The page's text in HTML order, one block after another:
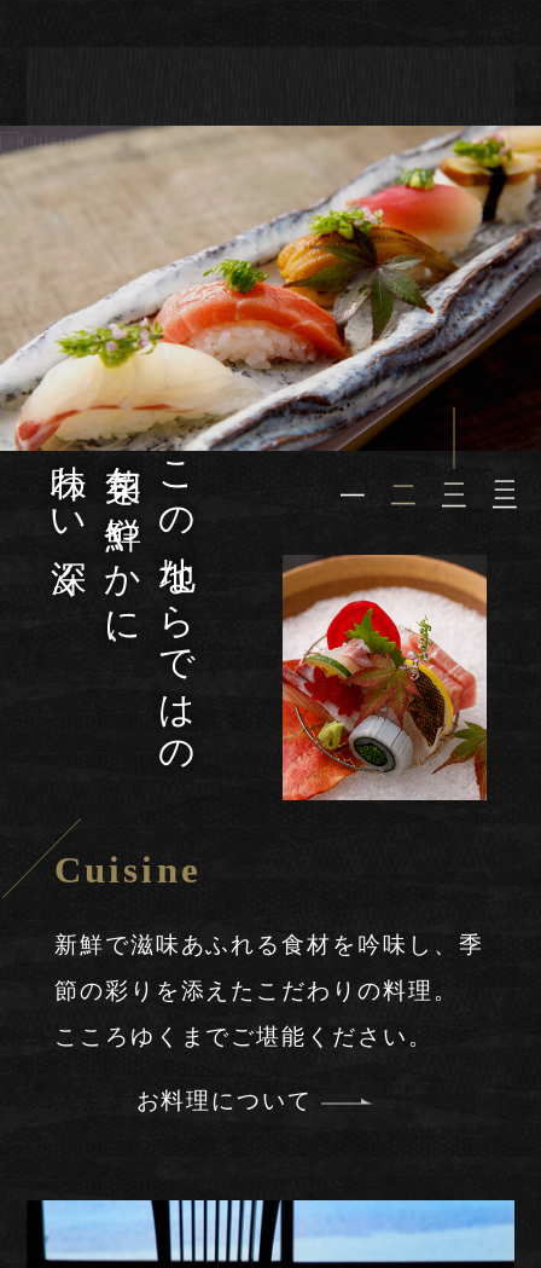
この地ならではの
旬菜を鮮やかに、
味わい深く。
新鮮で滋味あふれる食材を吟味し、季
一 一
一
一
一
一